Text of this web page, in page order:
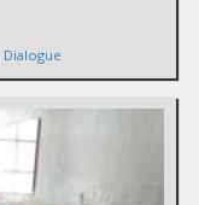
Dialogue